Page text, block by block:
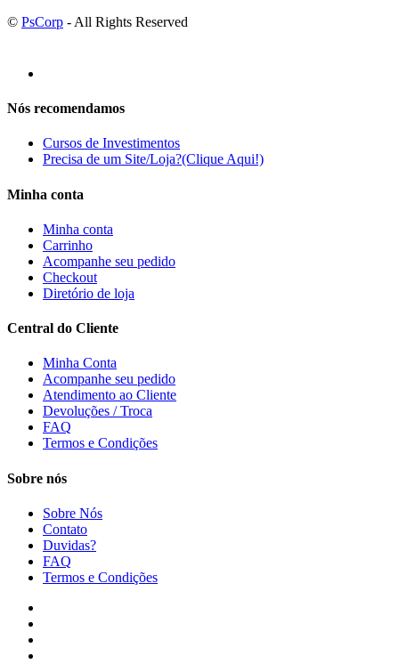
© PsCorp - All Rights Reserved
Nós recomendamos
Cursos de Investimentos
Precisa de um Site/Loja?(Clique Aqui!)
Minha conta
Minha conta
Carrinho
Acompanhe seu pedido
Checkout
Diretório de loja
Central do Cliente
Minha Conta
Acompanhe seu pedido
Atendimento ao Cliente
Devoluções / Troca
FAQ
Termos e Condições
Sobre nós
Sobre Nós
Contato
Duvidas?
FAQ
Termos e Condições